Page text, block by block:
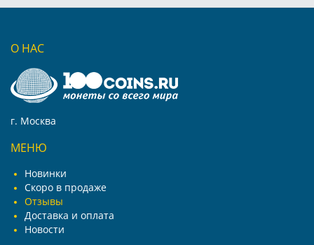
О НАС
г. Москва
МЕНЮ
Новинки
Скоро в продаже
Отзывы
Доставка и оплата
Новости